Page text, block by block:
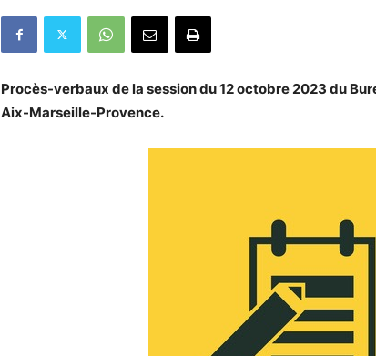
Procès-verbaux de la session du 12 octobre 2023 du
Aix-Marseille-Provence.